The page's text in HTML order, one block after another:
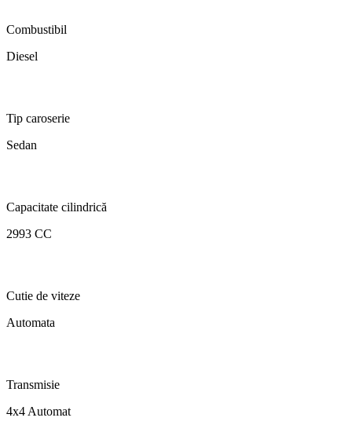
Combustibil
Diesel
Tip caroserie
Sedan
Capacitate cilindrică
2993 CC
Cutie de viteze
Automata
Transmisie
4x4 Automat